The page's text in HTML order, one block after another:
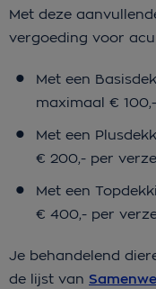
Met deze
vergoeding voor
Met een
maximaal €
Met een
€ 200,- per
Met een
€ 400,- per
Je behandelend
de lijst van